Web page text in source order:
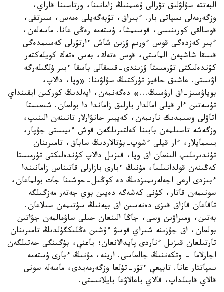
البەتتە سۇلۋلىق تۋرالى ۇعىمنىڭ زامانىنا، ورتاسىنا قاراي،
وزگەرمەلى ىسپاتى بار. ءبىراق، تۇبەگەيلى ەمەس، سىرتقى،
قوسالقى كورىنىسى، قوسىمشا، ۇستەمە رەڭى عانا. ماسەلەن،
ءبىر كەزدەگى قوس ءورىم ۇزىن شاش ءارتۇرلى كەسىمدەگى
قىسقا شاشپەن الماستى، قوس ەتەك، بەس ەتەك كويلەكتەر
كۇندەلىكتى تۇرمىستا ۇزىندى-قىسقالى باسقا ءبىر ۇلگىلەرگە
اۋىستى. عاشىق حافيز تۇركتىڭ سۇلۋىنا: «وپا، دالاپ،
بوياۋسىز-اق ارۋسىڭ...» دەگەنمەن، ايەلدىڭ كوركىن ايقىنداي
تۇسەتىن ءار قيلى امالدار بارلىق زاماندا دا بولعان. شىعىستا
اتاۋلى وسىمدىك نارىمەن، كەيبىر جانۋارلار تانىنەن الىنىپ،
وزگەشە تاسىلمەن بابىنا كەلتىرىلگەن قوش ءىيىستى جۇپار،
يىسمايلار، ءار قيلى ءشوپ-بۇتالاردىڭ ساباق، تامىرىنان
تۇندىرىلىپ الىنعان اق وپا، قىزىل دالاپ كۇندەلىكتى تۇرمىستا
كەڭىنەن قولدانىلسا، مۇنىڭ ءبارى بازارلى قاتىناس زامانىندا
ءبىزدى ارعى اجەلەرىمىزدىڭ دە كوڭىل-حوشىنا جات بولماعان،
سونىمەن قاتار، كۇنى كەشەگە دەيىن بوي جەتەر مەزگىلگە
تاقاعان قازاق قىزى دەنەسىن اق بيەنىڭ سۇتىمەن سىلاعان.
بەتىن، ومىراۋىن وسى، جاڭا الىنعان جىلى ساۋمالمەن جۋاتىن
بولعان، اق جۇزىنە شىراي قوسۋ ءۇشىن ەڭلىكگۇلدىڭ تامىرىنان
تارتىلعان قىزىل ءناردى پايدالانعان؛ ياعني، بۇگىنگى جەتىلگەن
اجارلاما - وتكەننىڭ جالعاسى. ارينە، مۇنىڭ ءبارى ۇستەمە
ىسپاتتار عانا. تابيعي ءتۇر-تۇلعا وزگەرمەيدى، ماسەلە سونى
قالاي قابىلداپ، قالاي باعالاۋعا بايلانىستى.